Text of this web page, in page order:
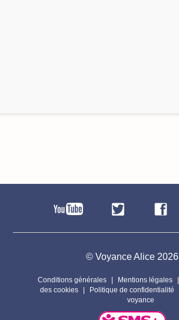
© Voyance Alice 2026
Conditions générales Mentions légales
des cookies
Politique de confidentialité
voyance